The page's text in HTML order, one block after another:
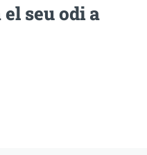
seu odi a